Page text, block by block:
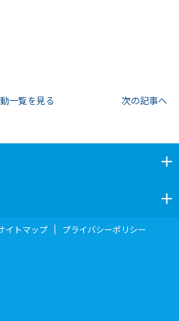
一覧を見る 次の記事へ
イトマップ プライバシーポリシー